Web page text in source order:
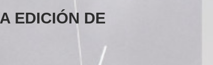
EDICIÓN DE